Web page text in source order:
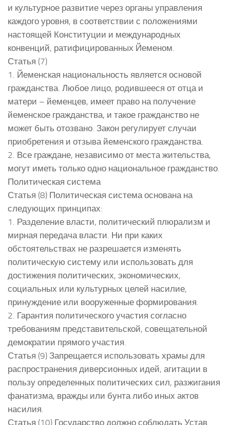
и культурное развитие через органы управления
каждого уровня, в соответствии с положениями
настоящей Конституции и международных
конвенций, ратифицированных Йеменом.
Статья (7)
1. Йеменская национальность является основой
гражданства. Любое лицо, родившееся от отца и
матери – йеменцев, имеет право на получение
йеменское гражданства, и такое гражданство не
может быть отозвано. Закон регулирует случаи
приобретения и отзыва йеменского гражданства.
2. Все граждане, независимо от места жительства,
могут иметь только одно национальное гражданство.
Политическая система
Статья (8) Политическая система основана на
следующих принципах:
1. Разделение власти, политический плюрализм и
мирная передача власти. Ни при каких
обстоятельствах не разрешается изменять
политическую систему или использовать для
достижения политических, экономических,
социальных или культурных целей насилие,
принуждение или вооруженные формирования.
2. Гарантия политического участия согласно
требованиям представительской, совещательной
демократии прямого участия.
Статья (9) Запрещается использовать храмы для
распространения диверсионных идей, агитации в
пользу определенных политических сил, разжигания
фанатизма, вражды или бунта либо иных актов
насилия.
Статья (10) Государство должно соблюдать Устав